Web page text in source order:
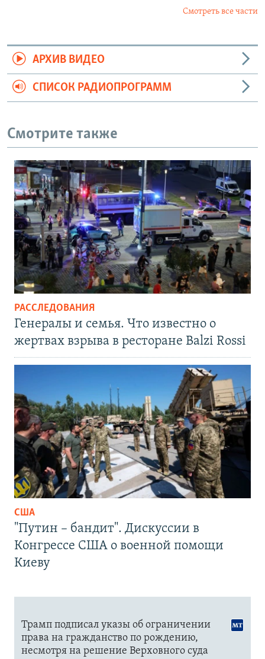
Смотреть все части
АРХИВ ВИДЕО
СПИСОК РАДИОПРОГРАММ
Смотрите также
РАССЛЕДОВАНИЯ
Генералы и семья. Что известно о
жертвах взрыва в ресторане Balzi Rossi
США
"Путин – бандит". Дискуссии в
Конгрессе США о военной помощи
Киеву